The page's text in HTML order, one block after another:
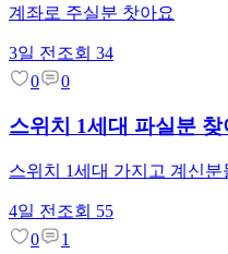
계좌로 주실분 찻아요
3일 전 조회 34
0
0
스위치 1세대 파실분 찾
스위치 1세대 가지고 계신
4일 전조회 55
0
1